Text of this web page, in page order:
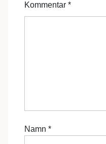
Kommentar *
Namn *